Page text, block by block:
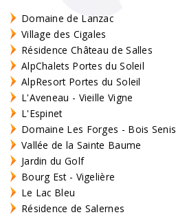
Domaine de Lanzac
Village des Cigales
Résidence Château de Salles
AlpChalets Portes du Soleil
AlpResort Portes du Soleil
L'Aveneau - Vieille Vigne
L'Espinet
Domaine Les Forges - Bois Senis
Vallée de la Sainte Baume
Jardin du Golf
Bourg Est - Vigelière
Le Lac Bleu
Résidence de Salernes